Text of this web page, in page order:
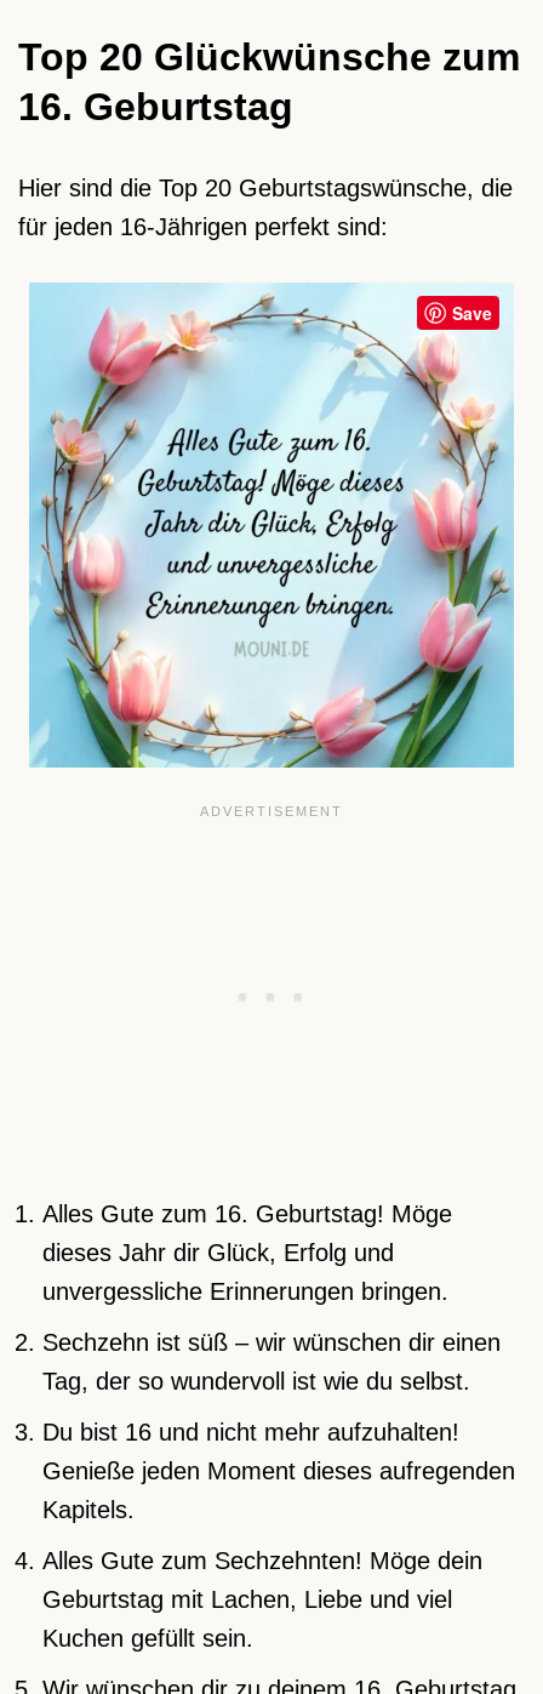
Top 20 Glückwünsche zum
16. Geburtstag
Hier sind die Top 20 Geburtstagswünsche, die
für jeden 16-Jährigen perfekt sind:
Save
Alles Gute zum 16. Geburtstag! Möge
dieses Jahr dir Glück, Erfolg und
unvergessliche Erinnerungen bringen.
Sechzehn ist süß – wir wünschen dir einen
Tag, der so wundervoll ist wie du selbst.
Du bist 16 und nicht mehr aufzuhalten!
Genieße jeden Moment dieses aufregenden
Kapitels.
Alles Gute zum Sechzehnten! Möge dein
Geburtstag mit Lachen, Liebe und viel
Kuchen gefüllt sein.